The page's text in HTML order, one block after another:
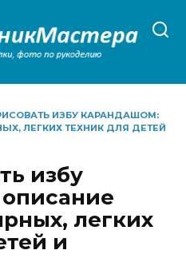
ИЗБУ КАРАНДАШОМ:
ЛЕГКИХ ТЕХНИК ДЛЯ ДЕТЕЙ
избу
легких
и